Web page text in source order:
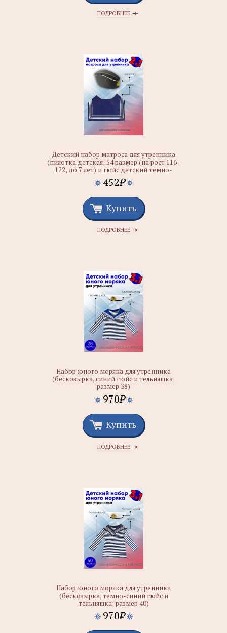
ПОДРОБНЕЕ
Детский набор матроса для утренника
(пилотка детская: 54 размер (на рост 116-
122, до 7 лет) и гюйс детский темно-
синий)
452₽
Купить
ПОДРОБНЕЕ
Набор юного моряка для утренника
(бескозырка, синий гюйс и тельняшка;
размер 38)
970₽
Купить
ПОДРОБНЕЕ
Набор юного моряка для утренника
(бескозырка, темно-синий гюйс и
тельняшка; размер 40)
970₽